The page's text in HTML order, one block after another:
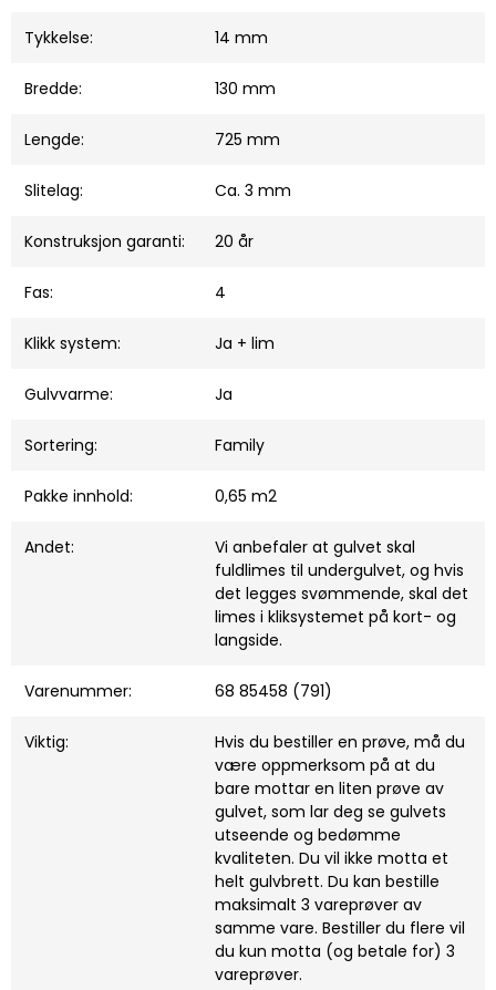
Tykkelse: 14 mm
Bredde: 130 mm
Lengde: 725 mm
Slitelag: Ca. 3 mm
Konstruksjon garanti: 20 år
Fas: 4
Klikk system: Ja + lim
Gulvvarme: Ja
Sortering: Family
Pakke innhold: 0,65 m2
Andet:
Vi anbefaler at gulvet skal
fuldlimes til undergulvet, og hvis
det legges svømmende, skal det
limes i kliksystemet på kort- og
langside.
Varenummer: 68 85458 (791)
Viktig:
Hvis du bestiller en prøve, må du
være oppmerksom på at du
bare mottar en liten prøve av
gulvet, som lar deg se gulvets
utseende og bedømme
kvaliteten. Du vil ikke motta et
helt gulvbrett. Du kan bestille
maksimalt 3 vareprøver av
samme vare. Bestiller du flere vil
du kun motta (og betale for) 3
vareprøver.